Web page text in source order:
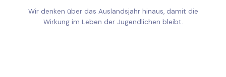
Wir denken über das Auslandsjahr hinaus, damit die
Wirkung im Leben der Jugendlichen bleibt.